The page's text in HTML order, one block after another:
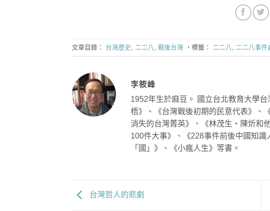
文章目錄： 台灣歷史 二二八 戰後台灣 ，標籤： 二二八 二二八事件
李筱峰
1952年生於麻豆。 國立台北教育大學
梧》、《台灣戰後初期的民意代表》、
消失的台灣菁英》、《林茂生‧陳炘和
100件大事》、《228事件前後中國知
「國」》、《小瘋人生》等書。
台灣哲人的悲劇